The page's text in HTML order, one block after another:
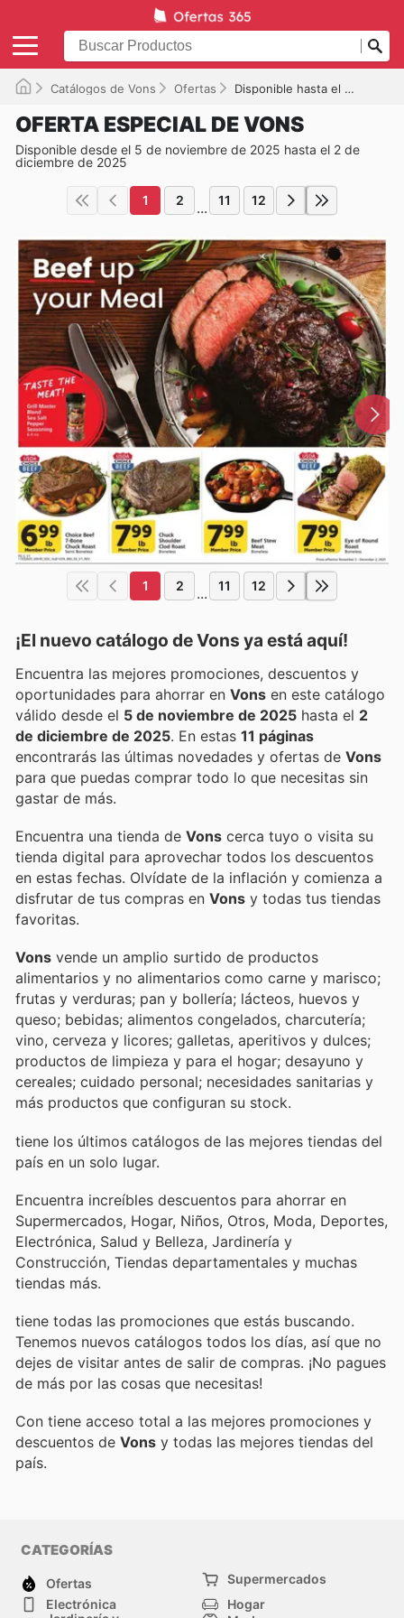
Catálogos de Vons Ofertas Disponible hasta el 02/12/2025
OFERTA ESPECIAL DE VONS
Disponible desde el 5 de noviembre de 2025 hasta el 2 de
diciembre de 2025
1 2 ... 11 12
1 2 ... 11 12
¡El nuevo catálogo deVons ya está aquí!
Encuentra las mejores promociones, descuentos y
oportunidades para ahorrar en Vons en este catálogo
válido desde el 5 de noviembre de 2025 hasta el 2
de diciembre de 2025 . En estas 11 páginas
encontrarás las últimas novedades y ofertas de Vons
para que puedas comprar todo lo que necesitas sin
gastar de más.
Encuentra una tienda de Vons cerca tuyo o visita su
tienda digital para aprovechar todos los descuentos
en estas fechas. Olvídate de la inflación y comienza a
disfrutar de tus compras en Vons y todas tus tiendas
favoritas.
Vons vende un amplio surtido de productos
alimentarios y no alimentarios como carne y marisco;
frutas y verduras; pan y bollería; lácteos, huevos y
queso; bebidas; alimentos congelados, charcutería;
vino, cerveza y licores; galletas, aperitivos y dulces;
productos de limpieza y para el hogar; desayuno y
cereales; cuidado personal; necesidades sanitarias y
más productos que configuran su stock.
tiene los últimos catálogos de las mejores tiendas del
país en un solo lugar.
Encuentra increíbles descuentos para ahorrar en
Supermercados, Hogar, Niños, Otros, Moda, Deportes,
Electrónica, Salud y Belleza, Jardinería y
Construcción, Tiendas departamentales y muchas
tiendas más.
tiene todas las promociones que estás buscando.
Tenemos nuevos catálogos todos los días, así que no
dejes de visitar antes de salir de compras. ¡No pagues
de más por las cosas que necesitas!
Con tiene acceso total a las mejores promociones y
descuentos de Vons y todas las mejores tiendas del
país.
CATEGORÍAS
Ofertas
Supermercados
Electrónica
Hogar